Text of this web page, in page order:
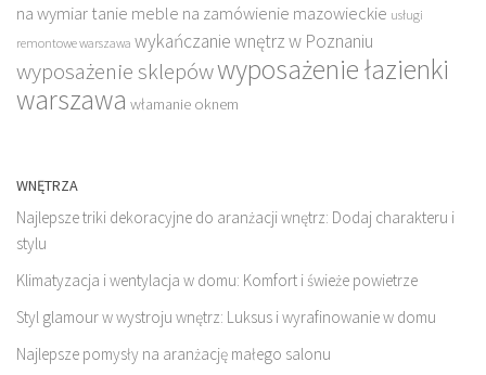
na wymiar tanie meble na zamówienie mazowieckie usługi
remontowe warszawa wykańczanie wnętrz w Poznaniu
wyposażenie sklepówwyposażenie łazienki
warszawa włamanie oknem
WNĘTRZA
Najlepsze triki dekoracyjne do aranżacji wnętrz: Dodaj charakteru i
stylu
Klimatyzacja i wentylacja w domu: Komfort i świeże powietrze
Styl glamour w wystroju wnętrz: Luksus i wyrafinowanie w domu
Najlepsze pomysły na aranżację małego salonu